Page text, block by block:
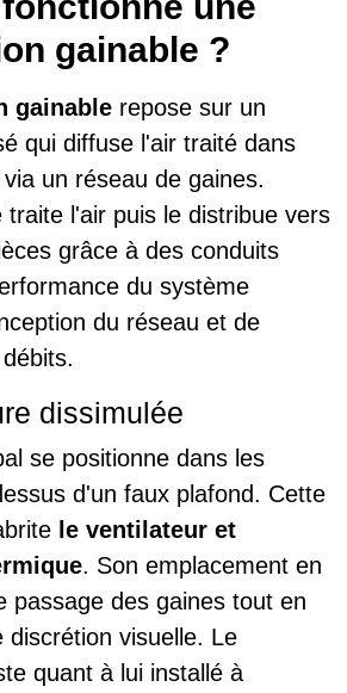
gainable ?
gainable repose sur un
qui diffuse l'air traité dans
un réseau de gaines.
traite l'air puis le distribue vers
grâce à des conduits
du système
du réseau et de
dissimulée
se positionne dans les
d'un faux plafond. Cette
le ventilateur et
. Son emplacement en
passage des gaines tout en
discrétion visuelle. Le
quant à lui installé à